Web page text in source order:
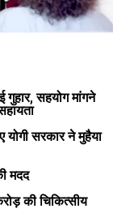
गुहार, सहयोग मांगने
योगी सरकार ने मुहैया
मदद
की चिकित्सीय